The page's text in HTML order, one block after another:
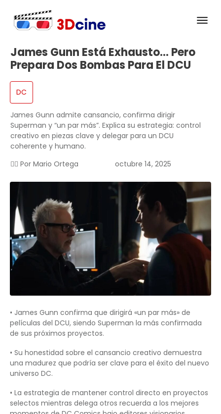
James Gunn Está Exhausto… Pero
Prepara Dos Bombas Para El DCU
DC
James Gunn admite cansancio, confirma dirigir
Superman y “un par más”. Explica su estrategia: control
creativo en piezas clave y delegar para un DCU
coherente y humano.
✍🏻 Por Mario Ortega octubre 14, 2025
• James Gunn confirma que dirigirá «un par más» de
películas del DCU, siendo Superman la más confirmada
de sus próximos proyectos.
• Su honestidad sobre el cansancio creativo demuestra
una madurez que podría ser clave para el éxito del nuevo
universo DC.
• La estrategia de mantener control directo en proyectos
selectos mientras delega otros recuerda a los mejores